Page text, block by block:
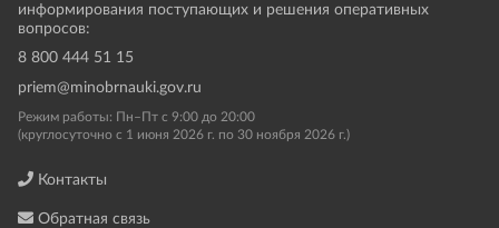
информирования поступающих и решения оперативных
вопросов:
8 800 444 51 15
priem@minobrnauki.gov.ru
Режим работы: Пн–Пт с 9:00 до 20:00
(круглосуточно с 1 июня 2026 г. по 30 ноября 2026 г.)
Контакты
Обратная связь